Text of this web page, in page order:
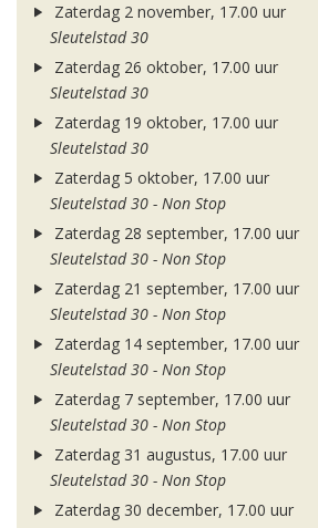
Zaterdag 2 november, 17.00 uur
Sleutelstad 30
Zaterdag 26 oktober, 17.00 uur
Sleutelstad 30
Zaterdag 19 oktober, 17.00 uur
Sleutelstad 30
Zaterdag 5 oktober, 17.00 uur
Sleutelstad 30 - Non Stop
Zaterdag 28 september, 17.00 uur
Sleutelstad 30 - Non Stop
Zaterdag 21 september, 17.00 uur
Sleutelstad 30 - Non Stop
Zaterdag 14 september, 17.00 uur
Sleutelstad 30 - Non Stop
Zaterdag 7 september, 17.00 uur
Sleutelstad 30 - Non Stop
Zaterdag 31 augustus, 17.00 uur
Sleutelstad 30 - Non Stop
Zaterdag 30 december, 17.00 uur